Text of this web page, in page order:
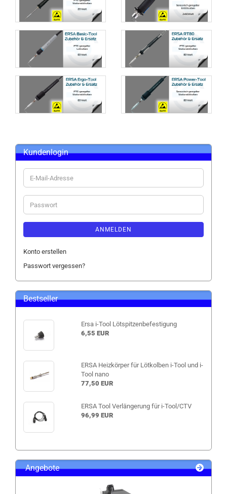
Kundenlogin
E-
Mail-
Adresse
Passwort
ANMELDEN
Konto erstellen
Passwort vergessen?
Bestseller
Ersa i-Tool Lötspitzenbefestigung
6,55 EUR
ERSA Heizkörper für Lötkolben i-Tool und i-
Tool nano
77,50 EUR
ERSA Tool Verlängerung für i-Tool/CTV
96,99 EUR
Angebote